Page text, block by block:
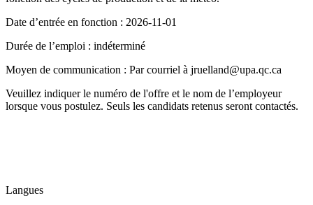
Date d’entrée en fonction : 2026-11-01
Durée de l’emploi : indéterminé
Moyen de communication : Par courriel à jruelland@upa.qc.ca
Veuillez indiquer le numéro de l'offre et le nom de l’employeur
lorsque vous postulez. Seuls les candidats retenus seront contactés.
Langues